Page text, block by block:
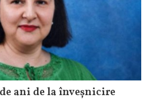
ani de la înveșnicire